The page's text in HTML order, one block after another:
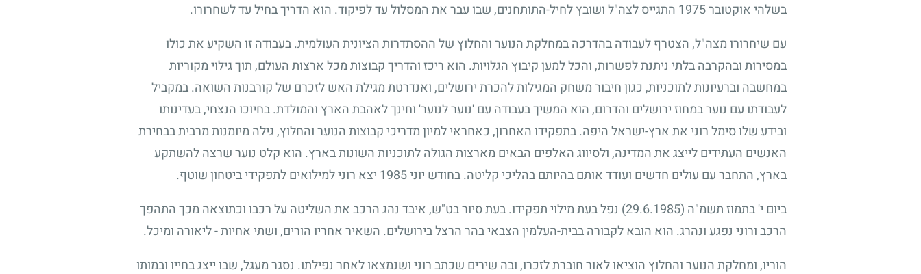
בשלהי אוקטובר1975 התגייס לצה"ל ושובץ לחיל-התותחנים, שבו עבר את המסלול עד לפיקוד. הוא הדריך בחיל עד לשחרורו.
עם שיחרורו מצה"ל, הצטרף לעבודה בהדרכה במחלקת הנוער והחלוץ של ההסתדרות הציונית העולמית. בעבודה זו השקיע את כולו
במסירות ובהקרבה בלתי ניתנת לפשרות, והכל למען קיבוץ הגלויות. הוא ריכז והדריך קבוצות מכל ארצות העולם, תוך גילוי מקוריות
במחשבה וברעיונות לתוכניות, כגון חיבור משחק המגילות להכרת ירושלים, ואנדרטת מגילת האש לזכרם של קורבנות השואה. במקביל
לעבודתו עם נוער במחוז ירושלים והדרום, הוא המשיך בעבודה עם 'נוער לנוער' וחינך לאהבת הארץ והמולדת. בחיוכו הנצחי, בעדינותו
ובידע שלו סימל רוני את ארץ-ישראל היפה. בתפקידו האחרון, כאחראי למיון מדריכי קבוצות הנוער והחלוץ, גילה מיומנות מרבית בבחירת
האנשים העתידים לייצג את המדינה, ולסיווג האלפים הבאים מארצות הגולה לתוכניות השונות בארץ. הוא קלט נוער שרצה להשתקע
בארץ, התחבר עם עולים חדשים ועודד אותם בהיותם בהליכי קליטה. בחודש יוני1985 יצא רוני למילואים לתפקידי ביטחון שוטף.
ביום י' בתמוז תשמ"ה (29.6.1985)
נפל בעת מילוי תפקידו. בעת סיור בט"ש, איבד נהג הרכב את השליטה על רכבו וכתוצאה מכך התהפך
הרכב ורוני נפגע ונהרג. הוא הובא לקבורה בבית-העלמין הצבאי בהר הרצל בירושלים. השאיר אחריו הורים, ושתי אחיות - ליאורה ומיכל.
הוריו, ומחלקת הנוער והחלוץ הוציאו לאור חוברת לזכרו, ובה שירים שכתב רוני ושנמצאו לאחר נפילתו. נסגר מעגל, שבו ייצג בחייו ובמותו